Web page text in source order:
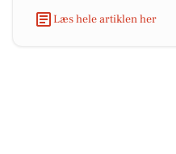
Læs hele artiklen her